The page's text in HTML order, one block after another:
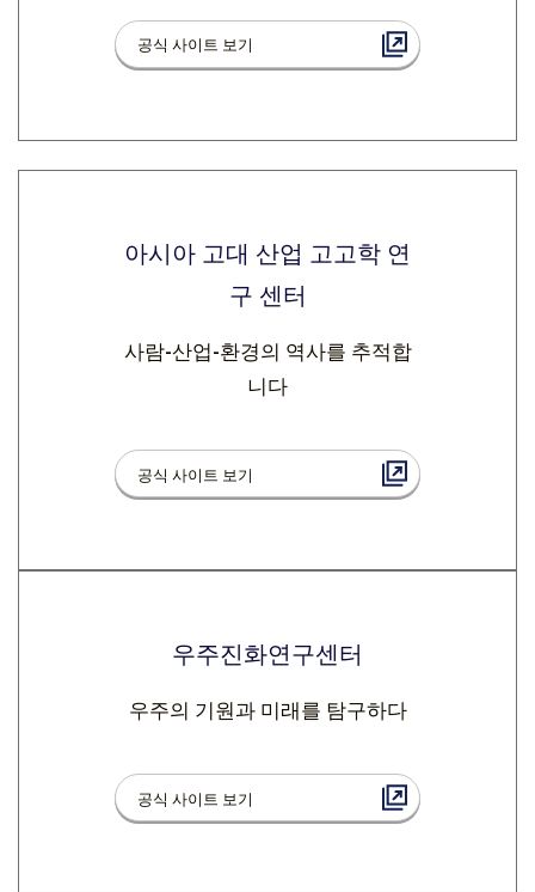
공식 사이트 보기
아시아 고대 산업 고고학 연
구 센터
사람-산업-환경의 역사를 추적합
니다
공식 사이트 보기
우주진화연구센터
우주의 기원과 미래를 탐구하다
공식 사이트 보기